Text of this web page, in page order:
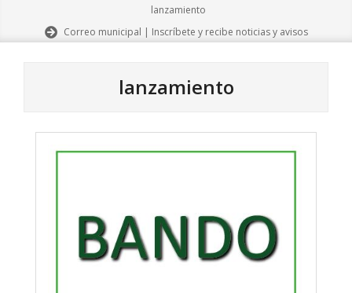
lanzamiento
Correo municipal | Inscríbete y recibe noticias y avisos
lanzamiento